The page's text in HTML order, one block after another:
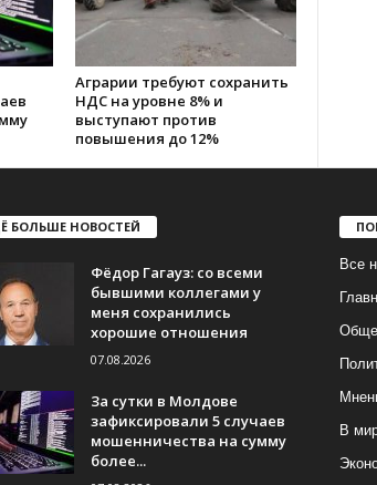
Аграрии требуют сохранить
НДС на уровне 8% и
выступают против
повышения до 12%
БОЛЬШЕ НОВОСТЕЙ
Фёдор Гагауз: со всеми
бывшими коллегами у
меня сохранились
хорошие отношения
07.08.2026
За сутки в Молдове
зафиксировали 5 случаев
мошенничества на сумму
более...
Все
В